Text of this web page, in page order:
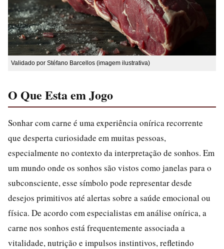
Validado por Stéfano Barcellos (imagem ilustrativa)
O Que Esta em Jogo
Sonhar com carne é uma experiência onírica recorrente
que desperta curiosidade em muitas pessoas,
especialmente no contexto da interpretação de sonhos. Em
um mundo onde os sonhos são vistos como janelas para o
subconsciente, esse símbolo pode representar desde
desejos primitivos até alertas sobre a saúde emocional ou
física. De acordo com especialistas em análise onírica, a
carne nos sonhos está frequentemente associada a
vitalidade, nutrição e impulsos instintivos, refletindo